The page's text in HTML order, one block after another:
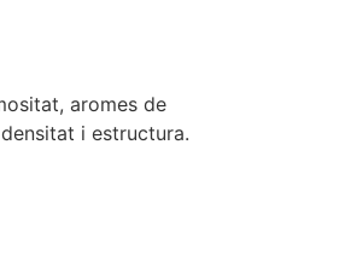
aromes de
i estructura.